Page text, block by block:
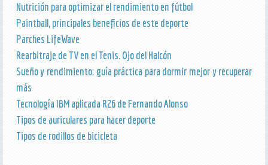
Nutrición para optimizar el rendimiento en fútbol
Paintball, principales beneficios de este deporte
Parches LifeWave
Rearbitraje de TV en el Tenis. Ojo del Halcón
Sueño y rendimiento: guía práctica para dormir mejor y recuperar
más
Tecnología IBM aplicada R26 de Fernando Alonso
Tipos de auriculares para hacer deporte
Tipos de rodillos de bicicleta